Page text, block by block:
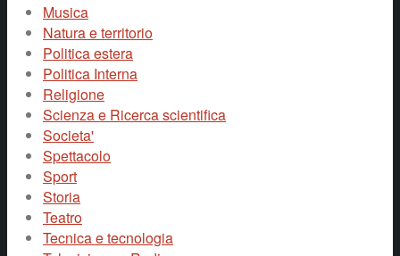
Musica
Natura e territorio
Politica estera
Politica Interna
Religione
Scienza e Ricerca scientifica
Societa'
Spettacolo
Sport
Storia
Teatro
Tecnica e tecnologia